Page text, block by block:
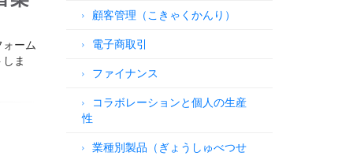
ーム
ま
顧客管理（こきゃくかんり）
電子商取引
ファイナンス
コラボレーションと個人の生産
性
業種別製品（ぎょうしゅべつせ